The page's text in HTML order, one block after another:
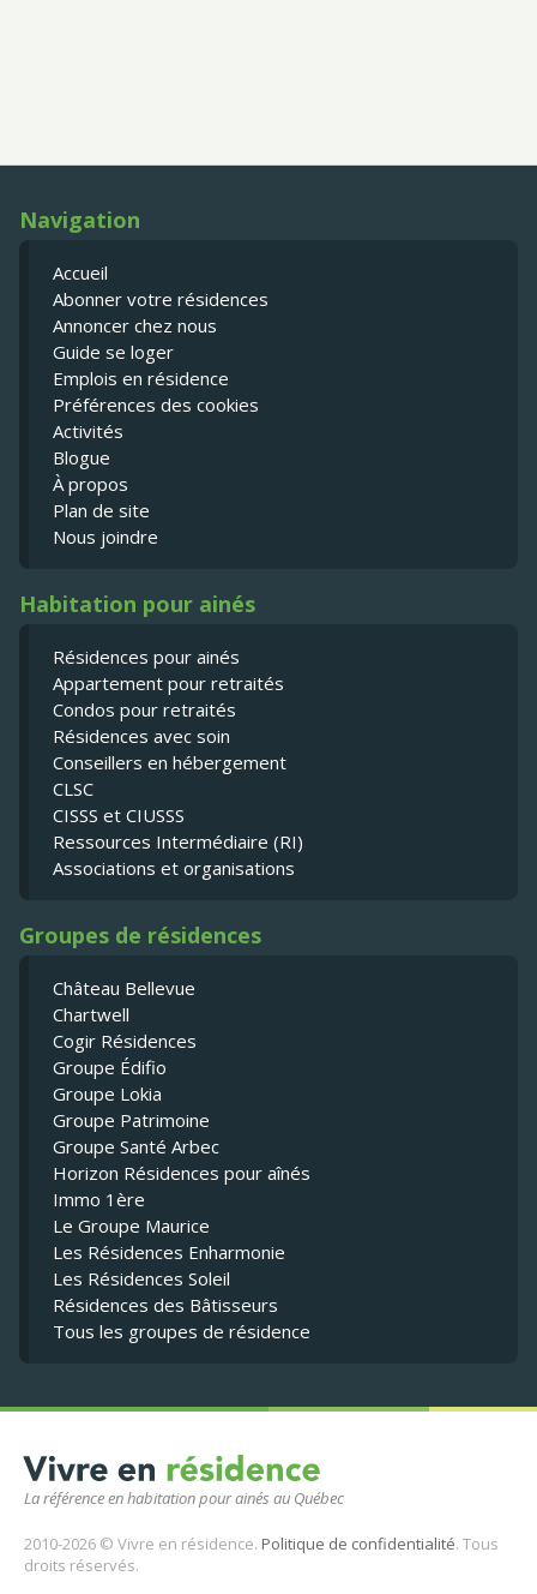
La référence en habitation pour ainés au Québec
2010-2026 © Vivre en résidence. Politique de confidentialité. Tous
droits réservés.
Navigation
Accueil
Abonner votre résidences
Annoncer chez nous
Guide se loger
Emplois en résidence
Préférences des cookies
Activités
Blogue
À propos
Plan de site
Nous joindre
Habitation pour ainés
Résidences pour ainés
Appartement pour retraités
Condos pour retraités
Résidences avec soin
Conseillers en hébergement
CLSC
CISSS et CIUSSS
Ressources Intermédiaire (RI)
Associations et organisations
Groupes de résidences
Château Bellevue
Chartwell
Cogir Résidences
Groupe Édifio
Groupe Lokia
Groupe Patrimoine
Groupe Santé Arbec
Horizon Résidences pour aînés
Immo 1ère
Le Groupe Maurice
Les Résidences Enharmonie
Les Résidences Soleil
Résidences des Bâtisseurs
Tous les groupes de résidence